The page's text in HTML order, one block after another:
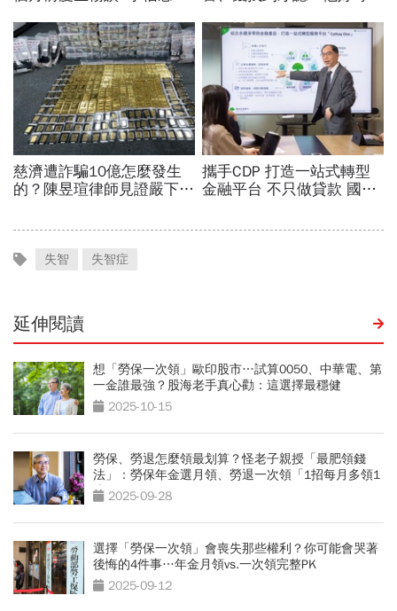
失智 失智症
延伸閱讀
想「勞保一次領」歐印股市…試算0050、中華電、第
一金誰最強？股海老手真心勸：這選擇最穩健
2025-10-15
勞保、勞退怎麼領最划算？怪老子親授「最肥領錢
法」：勞保年金選月領、勞退一次領「1招每月多領1
倍」2025-09-28
選擇「勞保一次領」會喪失那些權利？你可能會哭著
後悔的4件事…年金月領vs.一次領完整PK
2025-09-12